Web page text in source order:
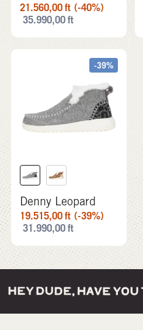
21.560,00ft (-40%)
35.990,00ft
-39%
Denny Leopard
19.515,00ft (-39%)
31.990,00ft